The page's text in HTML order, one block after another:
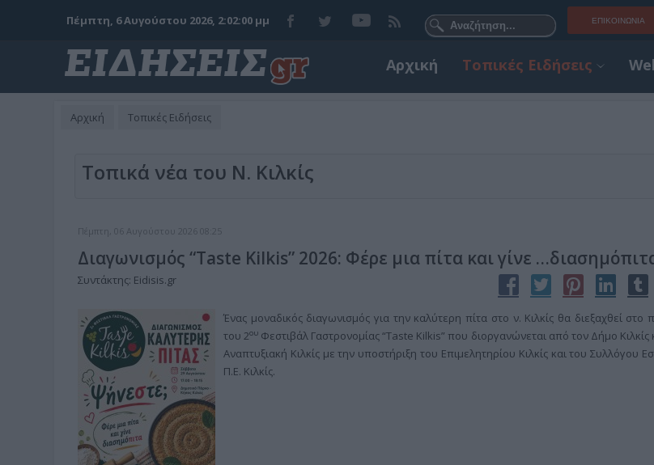
ΕΠΙΚΟΙΝΩΝΊΑ
Πέμπτη, 6 Αυγούστου 2026, 2:02:01 μμ
Αρχική Τοπικές Ειδήσεις
Αρχική Τοπικές Ειδήσεις
Τοπικά νέα του Ν. Κιλκίς
Πέμπτη, 06 Αυγούστου 2026 08:25
Διαγωνισμός “Taste Kilkis” 2026: Φέρε μια πίτα και γίνε
Συντάκτης: Eidisis.gr
Ένας μοναδικός διαγωνισμός για την καλύτερη πίτα στο ν. Κιλκίς θα διεξαχθεί στο
του 2ου Φεστιβάλ Γαστρονομίας “Taste Kilkis” που διοργανώνεται από τον Δήμο Κιλκίς
Αναπτυξιακή Κιλκίς με την υποστήριξη του Επιμελητηρίου Κιλκίς και του Συλλόγου
Π.Ε. Κιλκίς.